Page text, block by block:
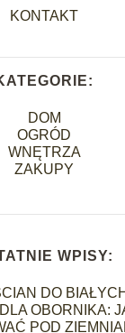
KONTAKT
DOM
OGRÓD
WNĘTRZA
ZAKUPY
WPISY:
DO
OBORNIKA:
POD